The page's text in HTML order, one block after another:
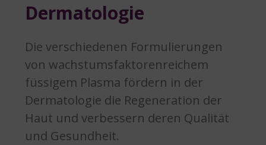
Dermatologie
Die verschiedenen Formulierungen
von wachstumsfaktorenreichem
füssigem Plasma fördern in der
Dermatologie die Regeneration der
Haut und verbessern deren Qualität
und Gesundheit.